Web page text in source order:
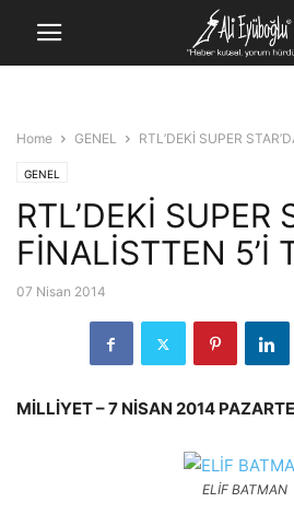
Home GENEL RTL’DEKİ SUPER
GENEL
RTL’DEKİ SUPER
FİNALİSTTEN 5’İ
07 Nisan 2014
MİLLİYET – 7 NİSAN 2014
ELİF BATMAN